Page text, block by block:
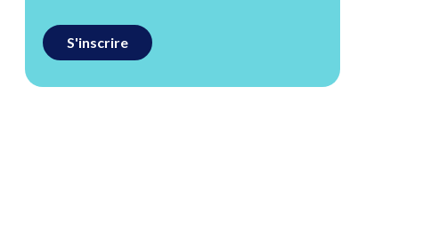
S'inscrire